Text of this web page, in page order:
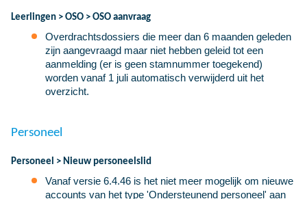
Leerlingen > OSO > OSO aanvraag
Overdrachtsdossiers die meer dan 6 maanden geleden
zijn aangevraagd maar niet hebben geleid tot een
aanmelding (er is geen stamnummer toegekend)
worden vanaf 1 juli automatisch verwijderd uit het
overzicht.
Personeel
Personeel > Nieuw personeelslid
Vanaf versie 6.4.46 is het niet meer mogelijk om nieuwe
accounts van het type 'Ondersteunend personeel' aan